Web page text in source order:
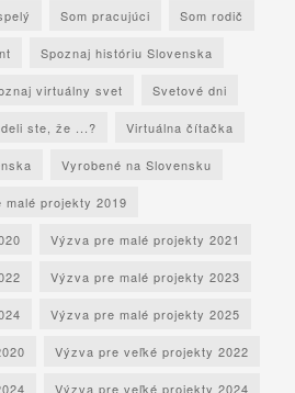
Som pracujúci Som rodič
Spoznaj históriu Slovenska
virtuálny svet Svetové dni
ste, že ...? Virtuálna čítačka
Vyrobené na Slovensku
malé projekty 2019
Výzva pre malé projekty 2021
Výzva pre malé projekty 2023
Výzva pre malé projekty 2025
Výzva pre veľké projekty 2022
Výzva pre veľké projekty 2024